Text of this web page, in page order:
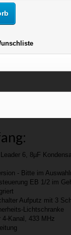
6, 8µF
- Bitte im
EB 1/2 im
Aufputz mit 3
Lichtschranke
4-Kanal, 433 MHz